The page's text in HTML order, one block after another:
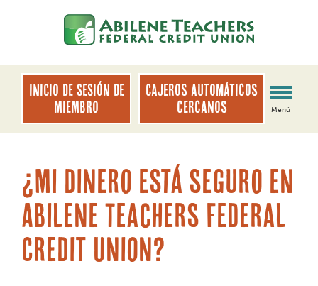
de
sesión
web
INICIO DE SESIÓN DE
MIEMBRO
Cajeros automáticos
cercanos
Menú
¿Mi dinero está seguro en
Abilene Teachers Federal
Credit Union?